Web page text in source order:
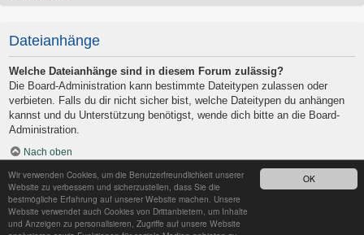
OK
Wir verwenden Cookies, um die Benutzerfreundlichkeit unserer
Website zu verbessern und sicherzustellen, dass Sie die
bestmögliche Erfahrung auf unserer Website machen. Unsere
Website verwendet auch Cookies von Drittanbietern, um Inhalte
und Anzeigen zu personalisieren, Zugriffe auf unsere Website
Dateianhänge
Welche Dateianhänge sind in diesem Forum zulässig?
Die Board-Administration kann bestimmte Dateitypen zulassen oder
verbieten. Falls du dir nicht sicher bist, welche Dateitypen du anhängen
kannst und du Unterstützung benötigst, wende dich bitte an die Board-
Administration.
Nach oben
Kann ich eine Übersicht all meiner Dateianhänge erhalten?
Um eine Liste all deiner Dateianhänge zu erhalten, gehe in den
persönlichen Bereich. Dort findest du unter „Einstieg“ einen Punkt
„Dateianhänge verwalten“, über den du eine Liste deiner Dateianhänge